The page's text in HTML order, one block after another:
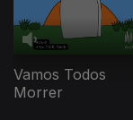
Vamos Todos
Morrer